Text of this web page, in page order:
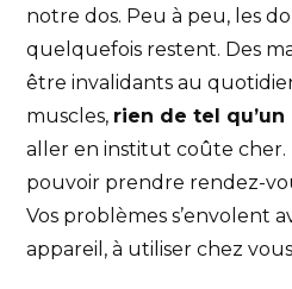
notre dos. Peu à peu, les
quelquefois restent. Des
être invalidants au
muscles, rien de tel qu’un
aller en institut coûte
pouvoir prendre rendez-
Vos problèmes s’envolent
appareil, à utiliser chez